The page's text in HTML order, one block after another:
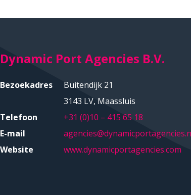
Dynamic Port Agencies B.V.
Bezoekadres
Buitendijk 21
3143 LV, Maassluis
Telefoon
+31 (0)10 – 415 65 18
E-mail
Website
www.dynamicportagencies.com